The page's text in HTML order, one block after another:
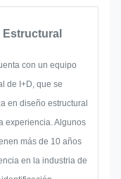
Estructural
con un equipo
de I+D, que se
en diseño estructural
experiencia. Algunos
más de 10 años
en la industria de